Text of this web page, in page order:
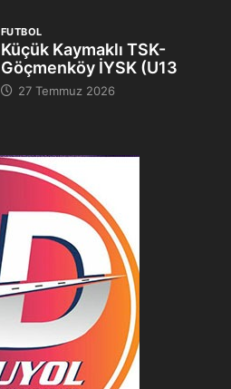
FUTBOL
Küçük Kaymaklı TSK-
Göçmenköy İYSK (U13
27 Temmuz 2026